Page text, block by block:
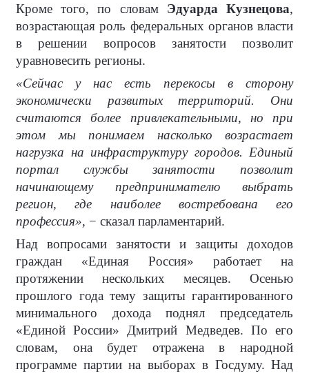
Кроме того, по словам Эдуарда Кузнецова,
возрастающая роль федеральных органов власти
в решении вопросов занятости позволит
уравновесить регионы.
«Сейчас у нас есть перекосы в сторону
экономически развитых территорий. Они
считаются более привлекательными, но при
этом мы понимаем насколько возрастает
нагрузка на инфраструктуру городов. Единый
портал службы занятости позволит
начинающему предпринимателю выбрать
регион, где наиболее востребована его
профессия», − сказал парламентарий.
Над вопросами занятости и защиты доходов
граждан «Единая Россия» работает на
протяжении нескольких месяцев. Осенью
прошлого года тему защиты гарантированного
минимального дохода поднял председатель
«Единой России» Дмитрий Медведев. По его
словам, она будет отражена в народной
программе партии на выборах в Госдуму. Над